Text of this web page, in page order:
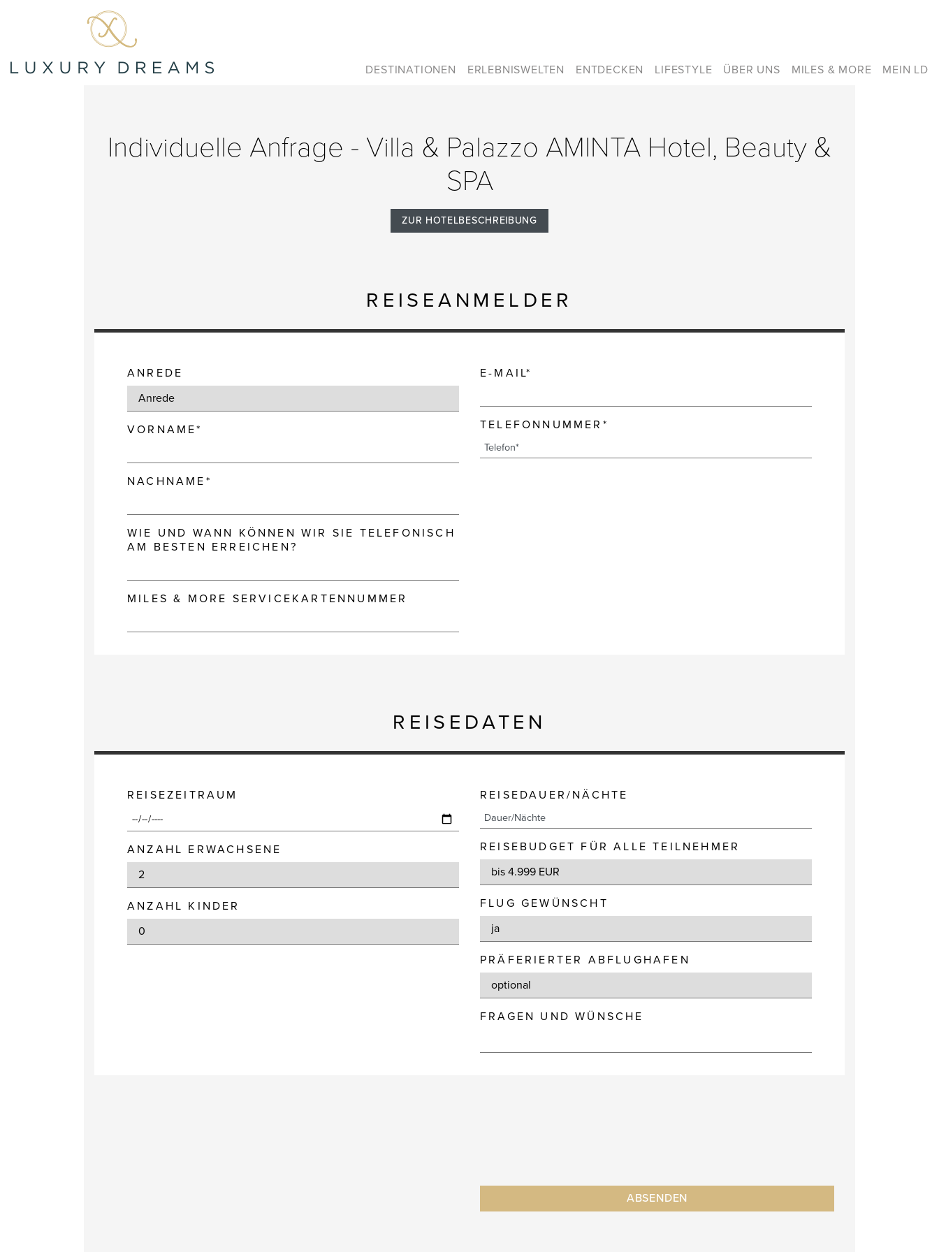
DESTINATIONEN ERLEBNISWELTEN ENTDECKEN LIFESTYLE ÜBER UNS MILES & MORE MEIN LD
Individuelle Anfrage - Villa & Palazzo AMINTA Hotel, Beauty &
SPA
ZUR HOTELBESCHREIBUNG
REISEANMELDER
ANREDE
VORNAME*
NACHNAME*
E-MAIL*
TELEFONNUMMER*
WIE UND WANN KÖNNEN WIR SIE TELEFONISCH
AM BESTEN ERREICHEN?
MILES & MORE SERVICEKARTENNUMMER
REISEDATEN
REISEZEITRAUM
ANZAHL ERWACHSENE
ANZAHL KINDER
REISEDAUER/NÄCHTE
REISEBUDGET FÜR ALLE TEILNEHMER
FLUG GEWÜNSCHT
PRÄFERIERTER ABFLUGHAFEN
FRAGEN UND WÜNSCHE